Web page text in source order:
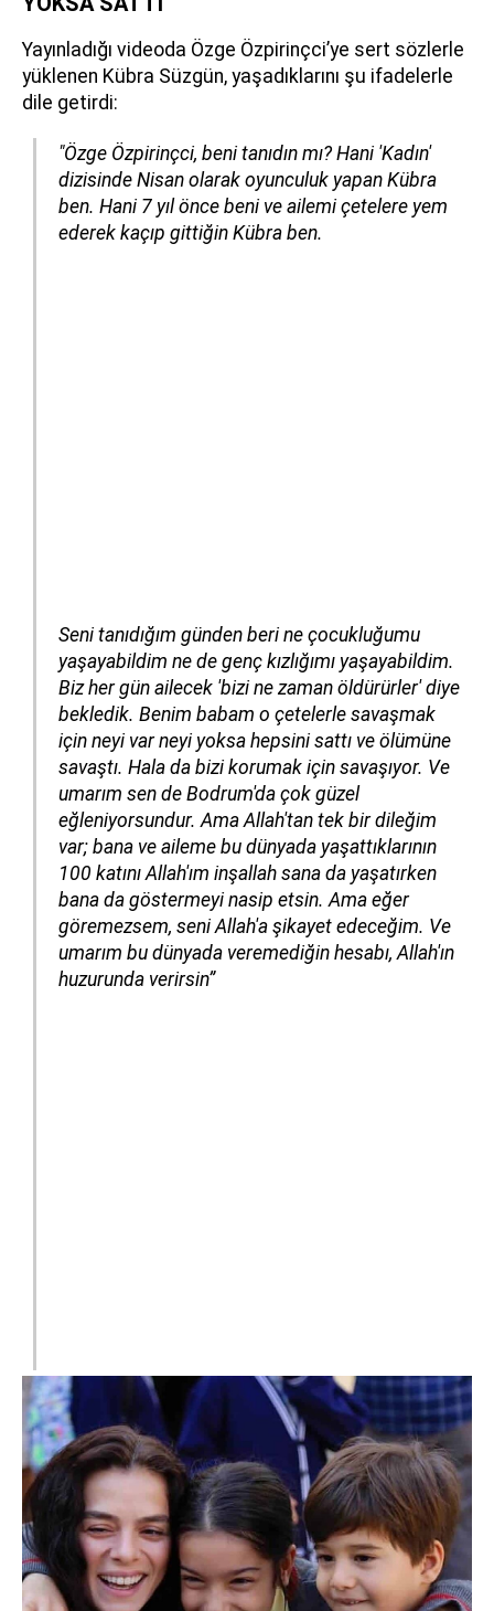
Yayınladığı videoda Özge Özpirinçci’ye sert sözlerle
yüklenen Kübra Süzgün, yaşadıklarını şu ifadelerle
dile getirdi:
"Özge Özpirinçci, beni tanıdın mı? Hani 'Kadın'
dizisinde Nisan olarak oyunculuk yapan Kübra
ben. Hani 7 yıl önce beni ve ailemi çetelere yem
ederek kaçıp gittiğin Kübra ben.
Seni tanıdığım günden beri ne çocukluğumu
yaşayabildim ne de genç kızlığımı yaşayabildim.
Biz her gün ailecek 'bizi ne zaman öldürürler' diye
bekledik. Benim babam o çetelerle savaşmak
için neyi var neyi yoksa hepsini sattı ve ölümüne
savaştı. Hala da bizi korumak için savaşıyor. Ve
umarım sen de Bodrum'da çok güzel
eğleniyorsundur. Ama Allah'tan tek bir dileğim
var; bana ve aileme bu dünyada yaşattıklarının
100 katını Allah'ım inşallah sana da yaşatırken
bana da göstermeyi nasip etsin. Ama eğer
göremezsem, seni Allah'a şikayet edeceğim. Ve
umarım bu dünyada veremediğin hesabı, Allah'ın
huzurunda verirsin”